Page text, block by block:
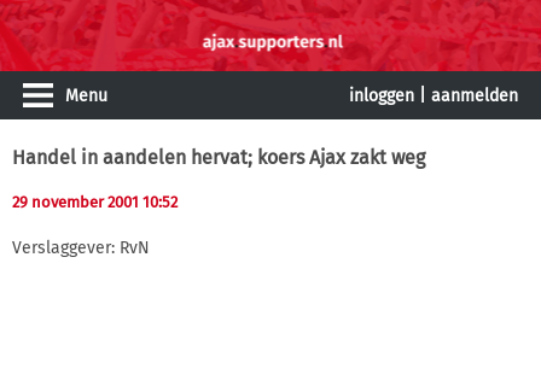
Menu inloggen aanmelden
Handel in aandelen hervat; koers Ajax zakt weg
29 november 2001 10:52
Verslaggever: RvN